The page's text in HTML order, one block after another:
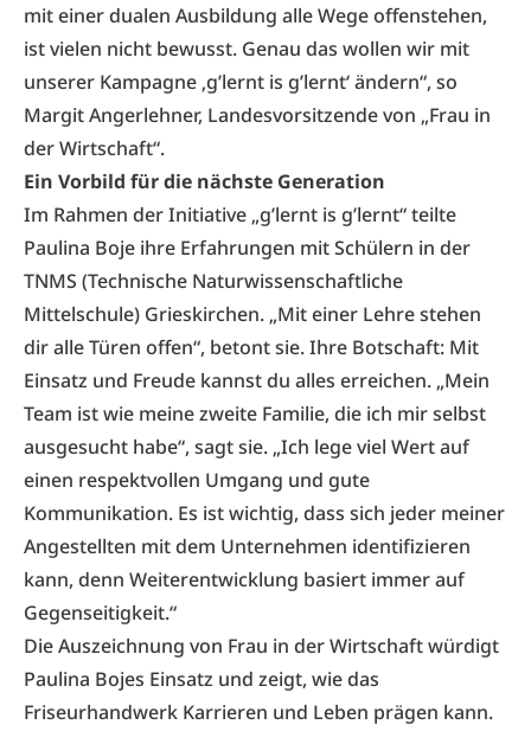
mit einer dualen Ausbildung alle Wege offenstehen,
ist vielen nicht bewusst. Genau das wollen wir mit
unserer Kampagne ‚g’lernt is g’lernt‘ ändern“, so
Margit Angerlehner, Landesvorsitzende von „Frau in
der Wirtschaft“.
Ein Vorbild für die nächste Generation
Im Rahmen der Initiative „g’lernt is g’lernt“ teilte
Paulina Boje ihre Erfahrungen mit Schülern in der
TNMS (Technische Naturwissenschaftliche
Mittelschule) Grieskirchen. „Mit einer Lehre stehen
dir alle Türen offen“, betont sie. Ihre Botschaft: Mit
Einsatz und Freude kannst du alles erreichen. „Mein
Team ist wie meine zweite Familie, die ich mir selbst
ausgesucht habe“, sagt sie. „Ich lege viel Wert auf
einen respektvollen Umgang und gute
Kommunikation. Es ist wichtig, dass sich jeder meiner
Angestellten mit dem Unternehmen identifizieren
kann, denn Weiterentwicklung basiert immer auf
Gegenseitigkeit.“
Die Auszeichnung von Frau in der Wirtschaftwürdigt
Paulina Bojes Einsatz und zeigt, wie das
Friseurhandwerk Karrieren und Leben prägen kann.